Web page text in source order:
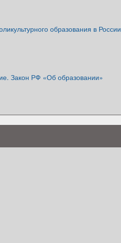
образования в России
Закон РФ «Об образовании»